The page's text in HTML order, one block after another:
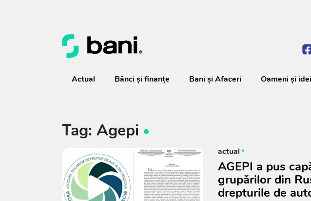
Actual Bănci şi finanţe Bani și Afaceri Oameni şi idei
Tag: Agepi
actual
AGEPI a pus
grupărilor din
drepturile de